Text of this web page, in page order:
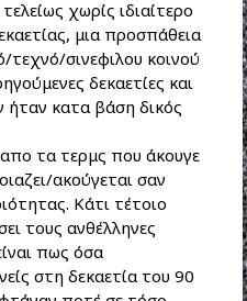
χωρίς ιδιαίτερο
μια προσπάθεια
τεχνό/σινεφιλου κοινού
δεκαετίες και
ήταν κατα βάση δικός
τα τερμς που άκουγε
ακούγεται σαν
Κάτι τέτοιο
τους ανθέλληνες
πως όσα
στη δεκαετία του 90